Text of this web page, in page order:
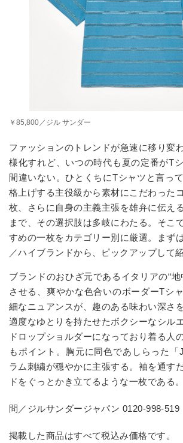
￥85,800／ジル サンダー
ファッションのトレンドが急速に移り変
様化すれど、いつの時代も夏の定番がT
間違いない。ひとくちにTシャツと言っ
格上げする主役級から素材にこだわった
枚、さらに自身の主義主張を雄弁に伝え
まで、その選択肢は多岐にわたる。そこ
すめの一枚をカテゴリー別に厳選。まず
／ハイブランドから、ピックアップして紹
ブランドのおひざ元であるイタリアの“
させる、爽やかな色合いのボーダーTシ
細なニュアンスが、趣のある味わい深さ
適度なゆとりを持たせたボクシーなシル
ドロップショルダーになっており着る人
もポイント。胸元に同色であしらった「
ラム刺繍が穏やかに主張する。袖を通す
ドをぐっとかき立てるような一枚である。
問／ジルサンダージャパン 0120-998-519
掲載した商品はすべて税込み価格です。